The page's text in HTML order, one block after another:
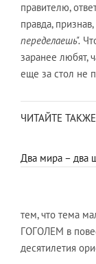
правителю,
правда, признав,
переделаешь".
заранее любят,
еще за стол не
ЧИТАЙТЕ ТАКЖЕ
Два мира – два
тем, что тема
ГОГОЛЕМ в
десятилетия